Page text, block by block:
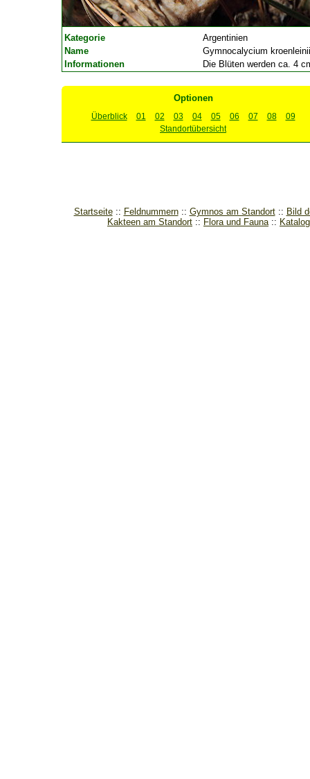
Kategorie
Argentinien
Name
Gymnocalycium kroenleinii
Informationen
Die Blüten werden ca. 4
Optionen
Überblick 01 02 03 04 05 06 07 08
09
Standortübersicht
Startseite Feldnummern Gymnos am Standort
Bild
Kakteen am Standort
Flora und Fauna Katalog